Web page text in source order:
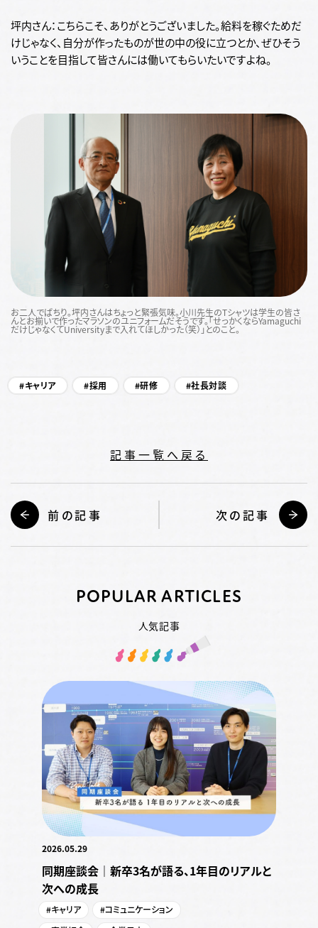
坪内さん：こちらこそ、ありがとうございました。給料を稼ぐためだ
けじゃなく、自分が作ったものが世の中の役に立つとか、ぜひそう
いうことを目指して皆さんには働いてもらいたいですよね。
お二人でぱちり。坪内さんはちょっと緊張気味。小川先生のTシャツは学生の皆さ
んとお揃いで作ったマラソンのユニフォームだそうです。「せっかくならYamaguchi
だけじゃなくてUniversityまで入れてほしかった（笑）」とのこと。
キャリア 採用 研修 社長対談
前の記事
記事一覧へ戻る
次の記事
POPULAR ARTICLES
人気記事
2026.05.29
同期座談会｜新卒3名が語る、1年目のリアルと
次への成長
#キャリア
#コミュニケーション